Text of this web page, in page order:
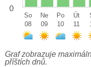
0
So
08
Ne
09
Po
10
Út
11
Graf zobrazuje
příštích dnů.